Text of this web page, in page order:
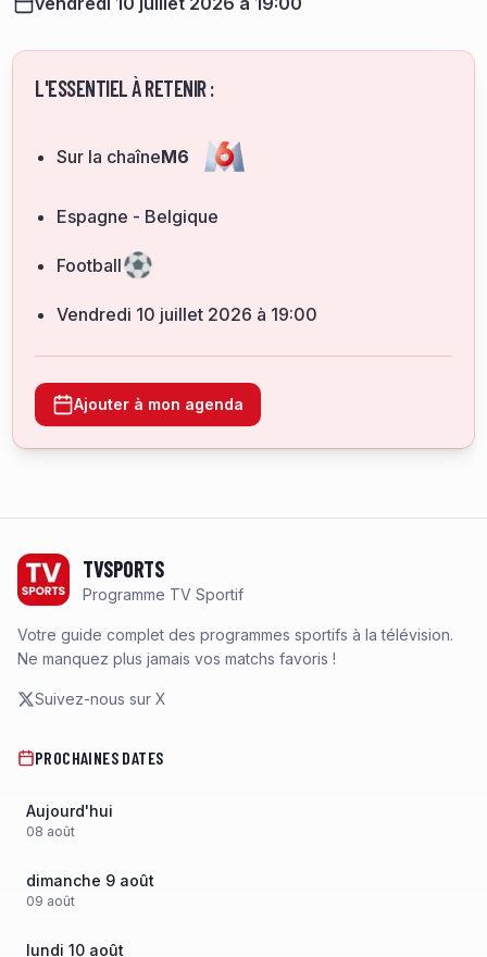
L'ESSENTIEL À RETENIR :
Sur la chaîneM6
Espagne - Belgique
Football
vendredi 10 juillet 2026 à 19:00
Ajouter à mon agenda
TVSPORTS
Programme TV Sportif
Votre guide complet des programmes sportifs à la télévision.
Ne manquez plus jamais vos matchs favoris !
Suivez-nous sur X
PROCHAINES DATES
Aujourd'hui
08 août
dimanche 9 août
09 août
lundi 10 août